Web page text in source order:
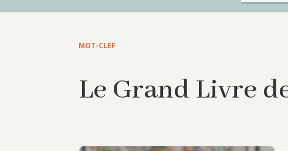
MOT-CLEF
Le Grand Livre